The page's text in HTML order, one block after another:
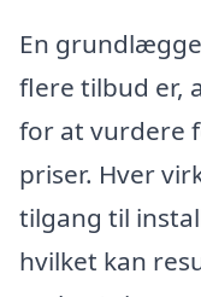
En
flere tilbud er,
for at vurdere
priser. Hver
tilgang til
hvilket kan